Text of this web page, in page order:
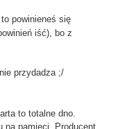
powinieneś się
iść), bo z
przydadza ;/
to totalne dno.
na pamieci. Producent